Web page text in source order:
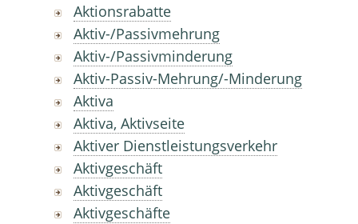
Aktionsrabatte
Aktiv-/Passivmehrung
Aktiv-/Passivminderung
Aktiv-Passiv-Mehrung/-Minderung
Aktiva
Aktiva, Aktivseite
Aktiver Dienstleistungsverkehr
Aktivgeschäft
Aktivgeschäft
Aktivgeschäfte